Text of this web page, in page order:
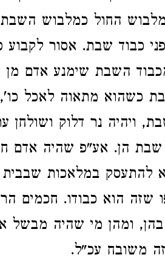
החול כמלבוש השבת
כבוד שבת. אסור לקבוע
השבת שימנע אדם מן
כשהוא מתאוה לאכל כו',
ויהיה נר דלוק ושולחן
הן. אע"פ שהיה אדם
להתעסק במלאכות שבבית
שזה הוא כבודו. חכמים
ומהן מי שהיה מבשל
משובח עכ"ל.